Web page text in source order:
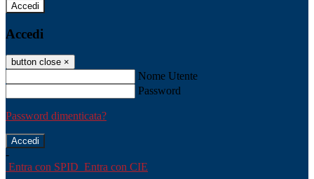
Accedi
Accedi
button close ×
Nome Utente
Password
Password dimenticata?
-
Entra con SPID Entra con CIE